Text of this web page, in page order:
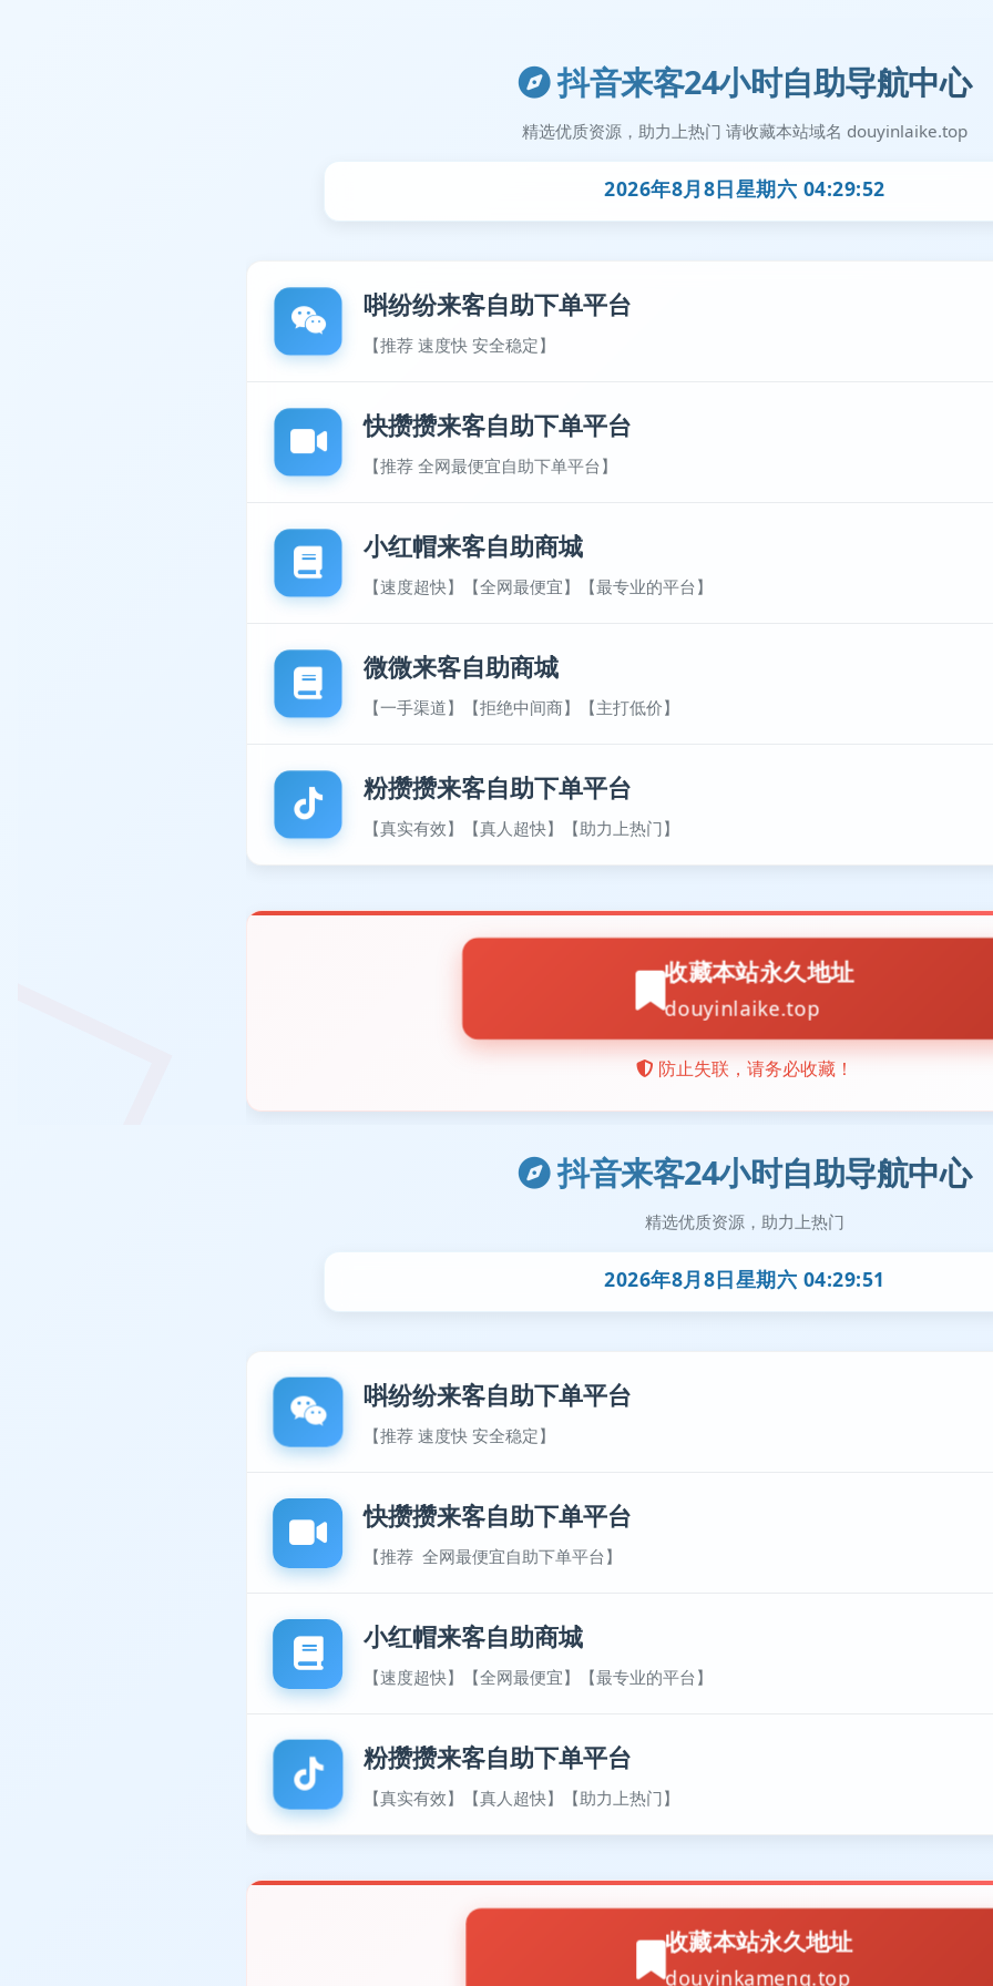
抖音来客24小时自助导航中心
精选优质资源，助力上热门
2026年8月8日星期六 04:29:52
唞纷纷来客自助下单平台
【推荐 速度快 安全稳定】
快攒攒来客自助下单平台
【推荐 全网最便宜自助下单平台】
小红帽来客自助商城
【速度超快】【全网最便宜】【最专业的平台】
粉攒攒来客自助下单平台
【真实有效】【真人超快】【助力上热门】
收藏本站永久地址
douyinkameng.top